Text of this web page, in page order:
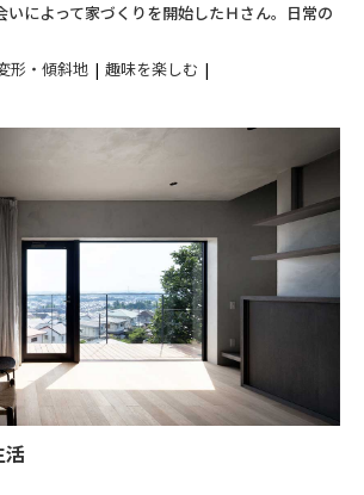
いによって家づくりを開始したＨさん。日常の
形・傾斜地 趣味を楽しむ